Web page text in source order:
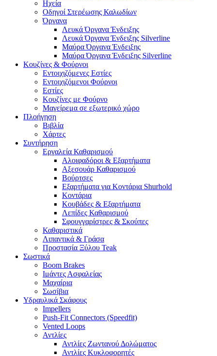
Ηχεία
Οδηγοί Στερέωσης Καλωδίων
Όργανα
Λευκά Όργανα Ένδειξης
Λευκά Όργανα Ένδειξης Silverline
Μαύρα Όργανα Ένδειξης
Μαύρα Όργανα Ένδειξης Silverline
Κουζίνες & Φούρνοι
Εντοιχιζόμενες Εστίες
Εντοιχιζόμενοι Φούρνοι
Εστίες
Κουζίνες με Φούρνο
Μαγείρεμα σε εξωτερικό χώρο
Πλοήγηση
Βιβλία
Χάρτες
Συντήρηση
Εργαλεία Καθαρισμού
Αλοιφαδόροι & Εξαρτήματα
Αξεσουάρ Καθαρισμού
Βούρτσες
Εξαρτήματα για Κοντάρια Shurhold
Κοντάρια
Κουβάδες & Εξαρτήματα
Λεπίδες Καθαρισμού
Σφουγγαρίστρες & Σκούπες
Καθαριστικά
Λιπαντικά & Γράσα
Προστασία Ξύλου Teak
Σωστικά
Boom Brakes
Ιμάντες Ασφαλείας
Μαχαίρια
Σωσίβια
Υδραυλικά Σκάφους
Impellers
Push-Fit Connectors (Speedfit)
Vented Loops
Αντλίες
Αντλίες Ζωντανού Δολώματος
Αντλίες Κυκλοφορητές